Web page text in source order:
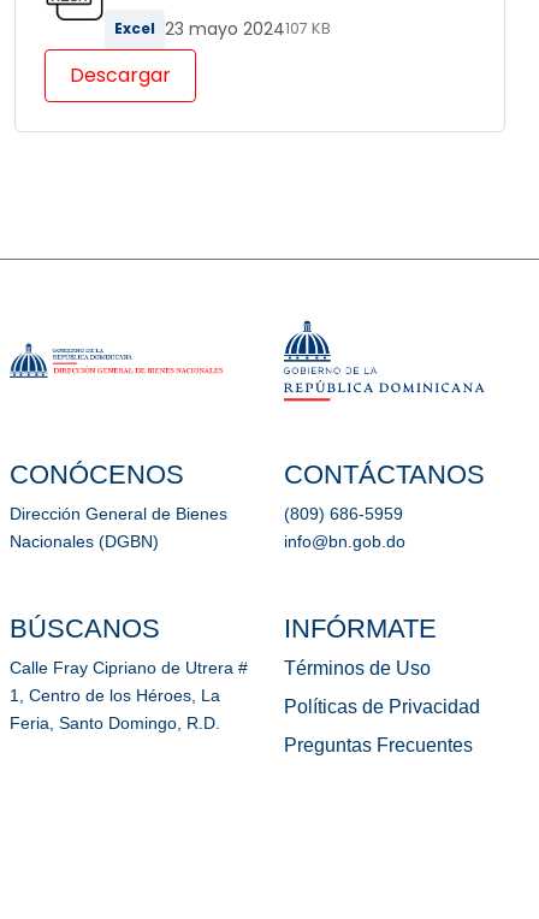
Excel 23 mayo 2024107 KB
Descargar
CONÓCENOS
Dirección General de Bienes
Nacionales (DGBN)
BÚSCANOS
Calle Fray Cipriano de Utrera #
1, Centro de los Héroes, La
Feria, Santo Domingo, R.D.
CONTÁCTANOS
(809) 686-5959
info@bn.gob.do
INFÓRMATE
Términos de Uso
Políticas de Privacidad
Preguntas Frecuentes